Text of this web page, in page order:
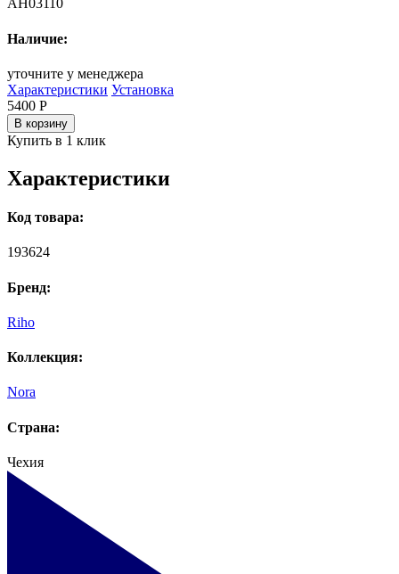
AH03110
Наличие:
уточните у менеджера
Характеристики Установка
5400 Р
В корзину
Купить в 1 клик
Характеристики
Код товара:
193624
Бренд:
Riho
Коллекция:
Nora
Страна:
Чехия